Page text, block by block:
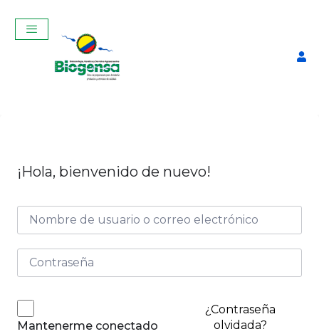
¡Hola, bienvenido de nuevo!
Mantenerme conectado
¿Contraseña
olvidada?
Curso Teórico-Práctico De
Inseminación Artificial En
$320,00 + ADD